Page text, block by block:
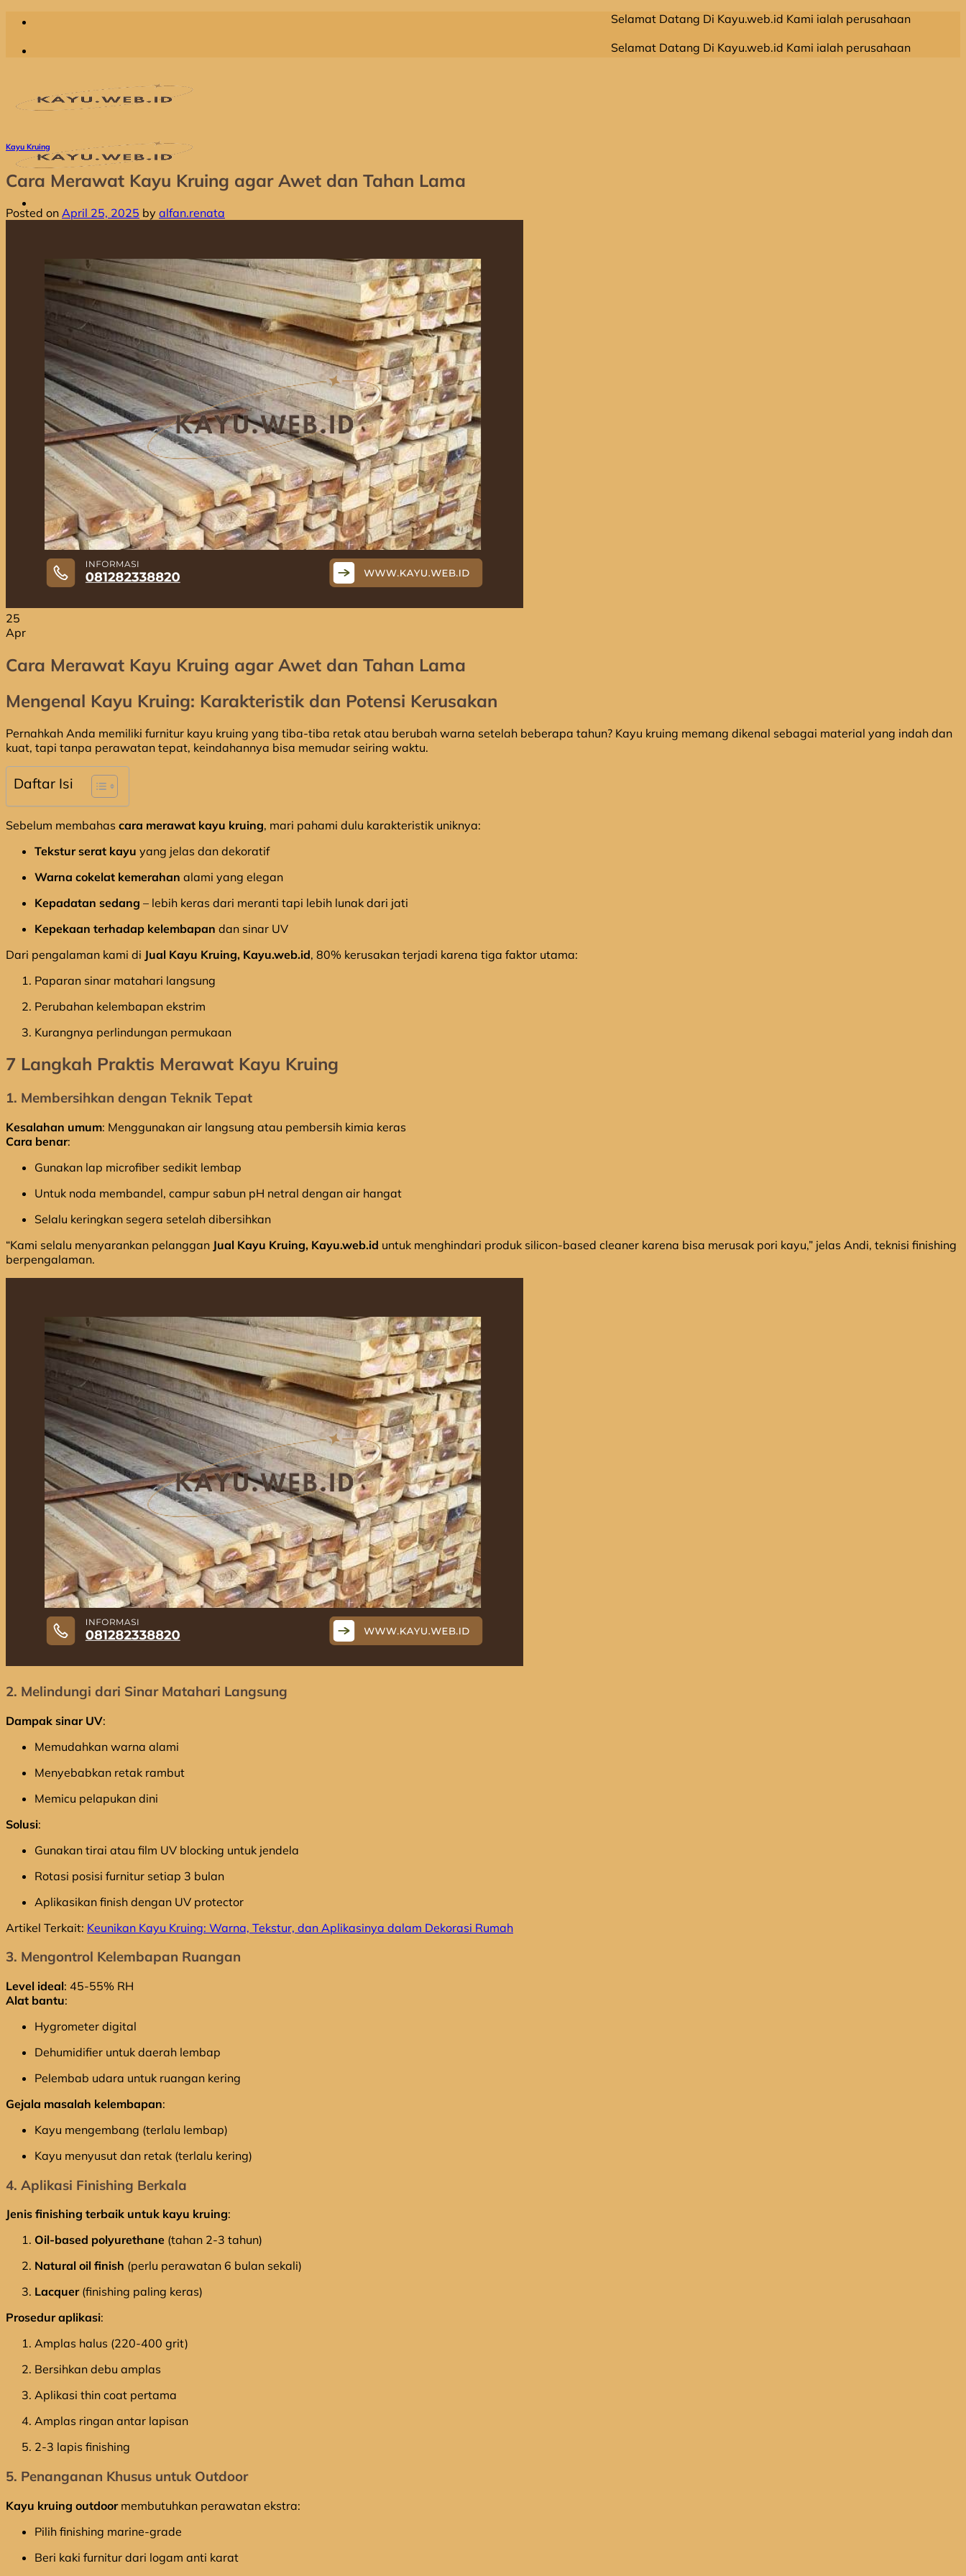
Skip
content
Selamat Datang Di Kayu.web.id Kami ialah perusahaan leveransir kayu
Selamat Datang Di Kayu.web.id Kami ialah perusahaan leveransir kayu
Jual Dolken Gelam
Jual Kayu Kompas
Jual Kayu Kruing
Jual Kayu Racuk
Jual Kayu Meranti
Jual Kayu Bengkirai
Jual Kayu Lokal Murah
Jual Kayu Tembalun
Jual Palet Kayu
Jual Kayu Kamper Medan
Jual Triplek
Jasa Pasang Lantai Kayu
Jual Kayu Kamper Samarinda
Blog
Kontak
Hubungi
Hubungi
Kayu Kruing
Cara Merawat Kayu Kruing agar Awet dan Tahan Lama
Posted on April 25, 2025 by alfan.renata
25
Apr
Cara Merawat Kayu Kruing agar Awet dan Tahan Lama
Mengenal Kayu Kruing: Karakteristik dan Potensi Kerusakan
Pernahkah Anda memiliki furnitur kayu kruing yang tiba-tiba retak atau berubah warna setelah beberapa tahun? Kayu kruing memang dikenal sebagai material yang indah dan
kuat, tapi tanpa perawatan tepat, keindahannya bisa memudar seiring waktu.
Daftar Isi
Sebelum membahas cara merawat kayu kruing, mari pahami dulu karakteristik uniknya:
Tekstur serat kayu yang jelas dan dekoratif
Warna cokelat kemerahan alami yang elegan
Kepadatan sedang – lebih keras dari meranti tapi lebih lunak dari jati
Kepekaan terhadap kelembapan dan sinar UV
Dari pengalaman kami di Jual Kayu Kruing, Kayu.web.id, 80% kerusakan terjadi karena tiga faktor utama:
Paparan sinar matahari langsung
Perubahan kelembapan ekstrim
Kurangnya perlindungan permukaan
7 Langkah Praktis Merawat Kayu Kruing
1. Membersihkan dengan Teknik Tepat
Kesalahan umum: Menggunakan air langsung atau pembersih kimia keras
Cara benar:
Gunakan lap microfiber sedikit lembap
Untuk noda membandel, campur sabun pH netral dengan air hangat
Selalu keringkan segera setelah dibersihkan
“Kami selalu menyarankan pelanggan Jual Kayu Kruing, Kayu.web.id untuk menghindari produk silicon-based cleaner karena bisa merusak pori kayu,” jelas Andi, teknisi finishing
berpengalaman.
2. Melindungi dari Sinar Matahari Langsung
Dampak sinar UV:
Memudahkan warna alami
Menyebabkan retak rambut
Memicu pelapukan dini
Solusi:
Gunakan tirai atau film UV blocking untuk jendela
Rotasi posisi furnitur setiap 3 bulan
Aplikasikan finish dengan UV protector
Artikel Terkait: Keunikan Kayu Kruing: Warna, Tekstur, dan Aplikasinya dalam Dekorasi Rumah
3. Mengontrol Kelembapan Ruangan
Level ideal: 45-55% RH
Alat bantu:
Hygrometer digital
Dehumidifier untuk daerah lembap
Pelembab udara untuk ruangan kering
Gejala masalah kelembapan:
Kayu mengembang (terlalu lembap)
Kayu menyusut dan retak (terlalu kering)
4. Aplikasi Finishing Berkala
Jenis finishing terbaik untuk kayu kruing:
Oil-based polyurethane (tahan 2-3 tahun)
Natural oil finish (perlu perawatan 6 bulan sekali)
Lacquer(finishing paling keras)
Prosedur aplikasi:
Amplas halus (220-400 grit)
Bersihkan debu amplas
Aplikasi thin coat pertama
Amplas ringan antar lapisan
2-3 lapis finishing
5. Penanganan Khusus untuk Outdoor
Kayu kruing outdoormembutuhkan perawatan ekstra:
Pilih finishing marine-grade
Beri kaki furnitur dari logam anti karat